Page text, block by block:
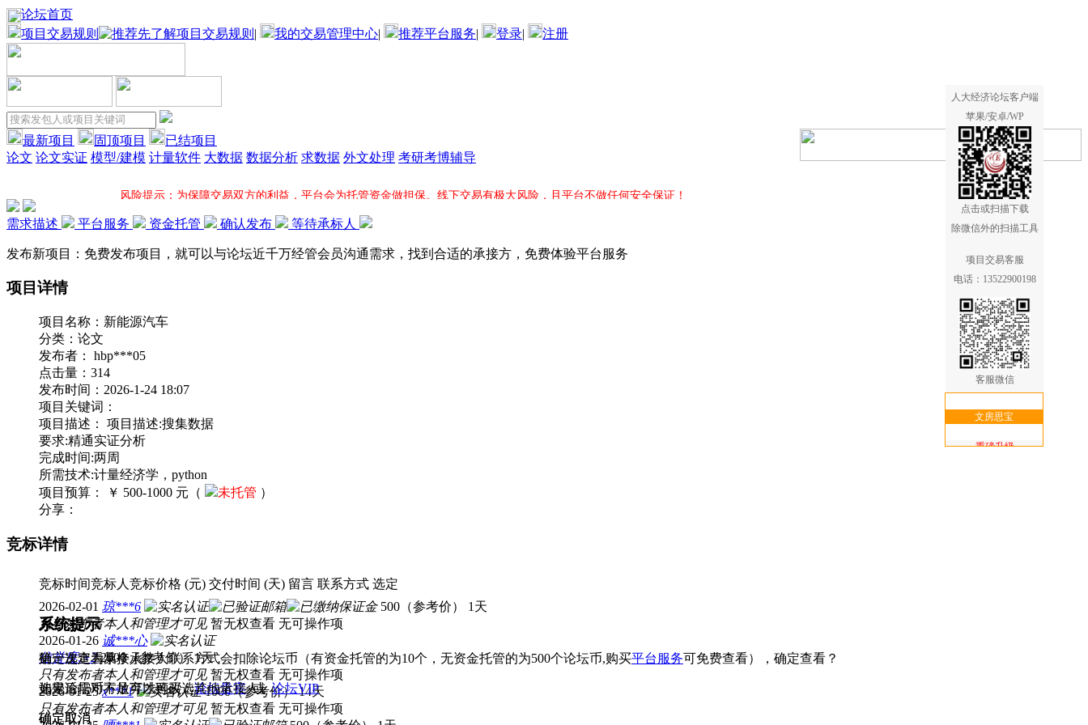
论坛首页
项目交易规则
| 我的交易管理中心| 推荐平台服务| 登录| 注册
最新项目 固顶项目
已结项目
论文 论文实证 模型/建模 计量软件 大数据 数据分析 求数据 外文处理 考研考博辅导
风险提示：为保障交易双方的利益，平台会为托管资金做担保。线下交易有极大风险，且平台不做任何安全保证！
缴纳保证金可提高中标机会，但如果是承接人原因导致项目不能如约完成的，保证金将赔付给发包人。
人大经济论坛客户端
苹果/安卓/WP
点击或扫描下载
除微信外的扫描工具
项目交易客服
电话：13522900198
客服微信
文房思宝
重磅升级
需求描述 平台服务 资金托管 确认发布 等待承标人
发布新项目：免费发布项目，就可以与论坛近千万经管会员沟通需求，找到合适的承接方，免费体验平台服务
项目详情
项目名称： 新能源汽车
分类： 论文
发布者：
hbp***05
点击量： 314
发布时间： 2026-1-24 18:07
项目关键词：
项目描述：
项目描述:搜集数据
要求:精通实证分析
完成时间:两周
所需技术:计量经济学，python
项目预算：
￥ 500-1000 元（ 未托管 ）
分享：
竞标详情
竞标时间竞标人 竞标价格 (元) 交付时间 (天) 留言 联系方式 选定
系统提示
第一次查看某个承接人联系方式会扣除论坛币（有资金托管的为10个，无资金托管的为500个论坛币,购买平台服务可免费查看），确定查看？
如果论坛币不足可以购买：论坛贵宾或论坛VIP
确定取消
系统提示
确定选定为承接人？
选定后需对方放弃才可改选其他承接人。
确定取消
2026-02-01 琼***6 500（参考价）
1天
只有发布者本人和管理才可见 暂无权查看 无可操作项
2026-01-26 诚***心
信誉度:+2 2000（参考价） 1天
只有发布者本人和管理才可见 暂无权查看 无可操作项
2026-01-25 x***1 1000（参考价） 14天
只有发布者本人和管理才可见 暂无权查看 无可操作项